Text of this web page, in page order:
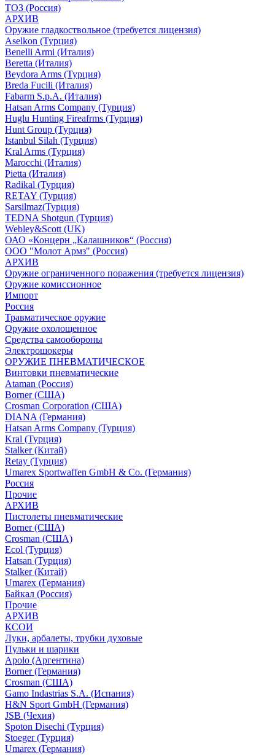
ТОЗ (Россия)
АРХИВ
Оружие гладкоствольное (требуется лицензия)
Aselkon (Турция)
Benelli Armi (Италия)
Beretta (Италия)
Beydora Arms (Турция)
Breda Fucili (Италия)
Fabarm S.p.A. (Италия)
Hatsan Arms Company (Турция)
Huglu Hunting Fireafrms (Турция)
Hunt Group (Турция)
Istanbul Silah (Турция)
Kral Arms (Турция)
Marocchi (Италия)
Pietta (Италия)
Radikal (Турция)
RETAY (Турция)
Sarsilmaz(Турция)
TEDNA Shotgun (Турция)
Webley&Scott (UK)
ОАО «Концерн „Калашников“ (Россия)
ООО "Молот Армз" (Россия)
АРХИВ
Оружие ограниченного поражения (требуется лицензия)
Оружие комиссионное
Импорт
Россия
Травматическое оружие
Оружие охолощенное
Средства самообороны
Электрошокеры
ОРУЖИЕ ПНЕВМАТИЧЕСКОЕ
Винтовки пневматические
Ataman (Россия)
Borner (США)
Crosman Corporation (США)
DIANA (Германия)
Hatsan Arms Company (Турция)
Kral (Турция)
Stalker (Китай)
Retay (Турция)
Umarex Sportwaffen GmbH & Co. (Германия)
Россия
Прочие
АРХИВ
Пистолеты пневматические
Borner (США)
Crosman (США)
Ecol (Турция)
Hatsan (Турция)
Stalker (Китай)
Umarex (Германия)
Байкал (Россия)
Прочие
АРХИВ
КСОИ
Луки, арбалеты, трубки духовые
Пульки и шарики
Apolo (Аргентина)
Borner (Германия)
Crosman (США)
Gamo Indastrias S.A. (Испания)
H&N Sport GmbH (Германия)
JSB (Чехия)
Spoton Disechi (Турция)
Stoeger (Турция)
Umarex (Германия)